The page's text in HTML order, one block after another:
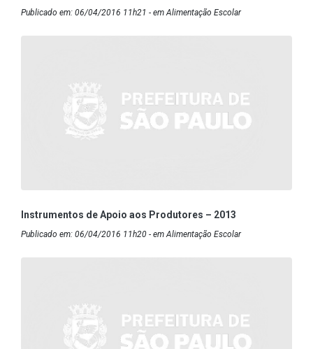
Publicado em: 06/04/2016 11h21 - em Alimentação Escolar
Instrumentos de Apoio aos Produtores – 2013
Publicado em: 06/04/2016 11h20 - em Alimentação Escolar